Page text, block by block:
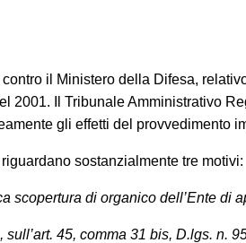
il Ministero della Difesa,
2001. Il Tribunale Amministrativo
gli effetti del provvedimento
sostanzialmente tre motivi:
scopertura di organico dell’Ente di
45, comma 31 bis, D.lgs. n.
occasione del periodo
2026 i servizi legali
La invitiamo pertanto a